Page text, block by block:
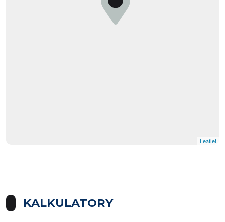
© OpenStreetMap contributors
KALKULATORY